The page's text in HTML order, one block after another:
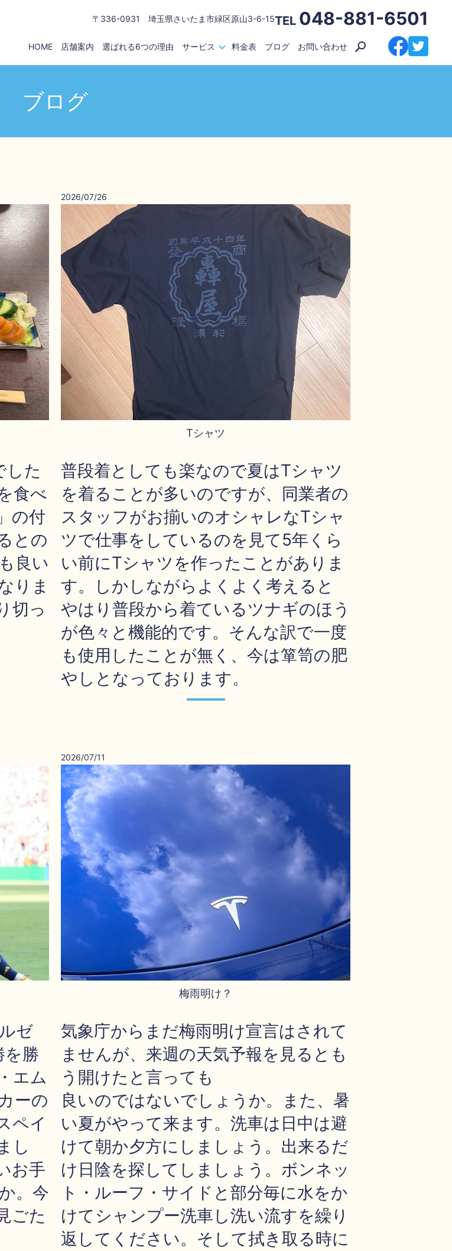
HOME
店舗案内 選ばれる6つの理由 サービス 料金表 ブログ お問い合わせ
〒336-0931 埼玉県さいたま市緑区原山3-6-15TEL 048-881-6501
ブログ
した
食べ
の付
との
良い
りま
切っ
2026/07/26
Tシャツ
普段着としても楽なので夏はTシャツ
を着ることが多いのですが、同業者の
スタッフがお揃いのオシャレなTシャ
ツで仕事をしているのを見て5年くら
い前にTシャツを作ったことがありま
す。しかしながらよくよく考えると
やはり普段から着ているツナギのほう
が色々と機能的です。そんな訳で一度
も使用したことが無く、今は箪笥の肥
やしとなっております。
ゼ
を勝
エム
ーの
ペイ
し
お手
。今
ごた
2026/07/11
梅雨明け？
気象庁からまだ梅雨明け宣言はされて
ませんが、来週の天気予報を見るとも
う開けたと言っても
良いのではないでしょうか。また、暑
い夏がやって来ます。洗車は日中は避
けて朝か夕方にしましょう。出来るだ
け日陰を探してしましょう。ボンネッ
ト・ルーフ・サイドと部分毎に水をか
けてシャンプー洗車し洗い流すを繰り
返してください。そして拭き取る時に